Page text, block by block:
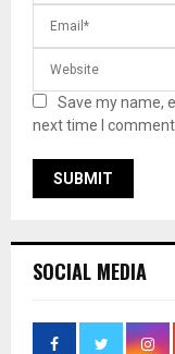
Save my name,
next time I
SOCIAL MEDIA